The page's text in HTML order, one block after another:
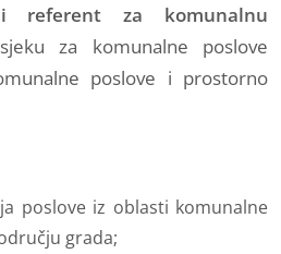
referent za komunalnu
za
komunalne poslove
poslove i prostorno
poslove iz oblasti komunalne
grada;